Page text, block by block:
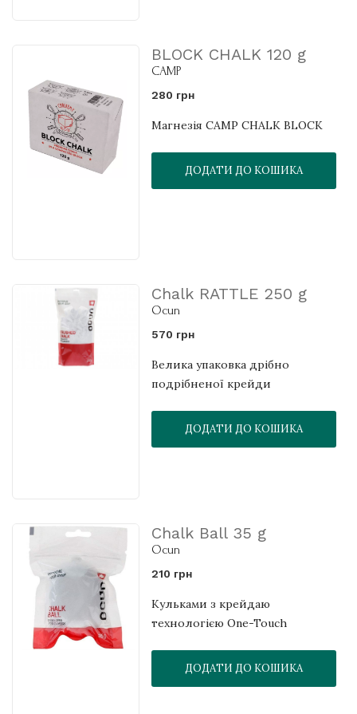
BLOCK CHALK 120 g
CAMP
280 грн
Магнезія CAMP CHALK BLOCK
ДОДАТИ ДО КОШИКА
Chalk RATTLE 250 g
Ocun
570 грн
Велика упаковка дрібно
подрібненої крейди
ДОДАТИ ДО КОШИКА
Chalk Ball 35 g
Ocun
210 грн
Кульками з крейдаю
технологією One-Touch
ДОДАТИ ДО КОШИКА